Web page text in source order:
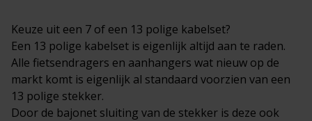
Keuze uit een 7 of een 13 polige kabelset?
Een 13 polige kabelset is eigenlijk altijd aan te raden.
Alle fietsendragers en aanhangers wat nieuw op de
markt komt is eigenlijk al standaard voorzien van een
13 polige stekker.
Door de bajonet sluiting van de stekker is deze ook